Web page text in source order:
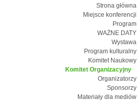
Strona główna
Miejsce konferencji
Program
WAŻNE DATY
Wystawa
Program kulturalny
Komitet Naukowy
Komitet Organizacyjny
Organizatorzy
Sponsorzy
Materiały dla mediów